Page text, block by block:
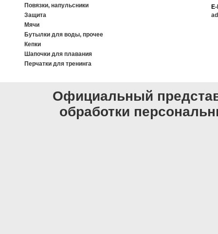
Повязки, напульсники
Защита
Мячи
Бутылки для воды, прочее
Кепки
Шапочки для плавания
Перчатки для тренинга
Официальный
обработки